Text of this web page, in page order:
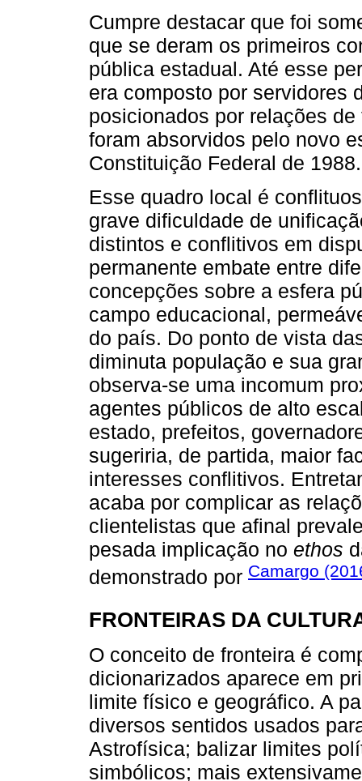
Cumpre destacar que foi
que se deram os primeiros
pública estadual. Até esse
era composto por servidores
posicionados por relações
foram absorvidos pelo novo
Constituição Federal de 1988.
Esse quadro local é
grave dificuldade de
distintos e conflitivos em
permanente embate entre
concepções sobre a esfera
campo educacional,
do país. Do ponto de vista
diminuta população e sua
observa-se uma incomum
agentes públicos de alto
estado, prefeitos,
sugeriria, de partida, maior
interesses conflitivos.
acaba por complicar as
clientelistas que afinal
pesada implicação no ethos
demonstrado por Camargo
FRONTEIRAS DA
O conceito de fronteira é
dicionarizados aparece em
limite físico e geográfico. A
diversos sentidos usados
Astrofísica; balizar limites
simbólicos; mais